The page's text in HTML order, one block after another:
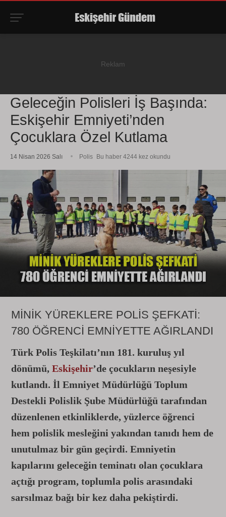
Geleceğin Polisleri İş Başında:
Eskişehir Emniyeti’nden
Çocuklara Özel Kutlama
14 Nisan 2026 Salı Polis Bu haber 4244 kez okundu
MİNİK YÜREKLERE POLİS ŞEFKATİ:
780 ÖĞRENCİ EMNİYETTE AĞIRLANDI
Türk Polis Teşkilatı’nın 181. kuruluş yıl
dönümü, Eskişehir’de çocukların neşesiyle
kutlandı. İl Emniyet Müdürlüğü Toplum
Destekli Polislik Şube Müdürlüğü tarafından
düzenlenen etkinliklerde, yüzlerce öğrenci
hem polislik mesleğini yakından tanıdı hem de
unutulmaz bir gün geçirdi. Emniyetin
kapılarını geleceğin teminatı olan çocuklara
açtığı program, toplumla polis arasındaki
sarsılmaz bağı bir kez daha pekiştirdi.